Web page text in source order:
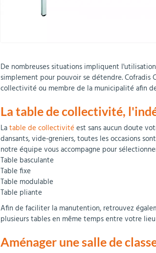
De nombreuses situations impliquent
simplement pour pouvoir se détendre. Cofradis
collectivité ou membre de la municipalité afin
La table de collectivité,
Latable de collectivité est sans aucun doute
dansants, vide-greniers, toutes les occasions
notre équipe vous accompagne pour
Table basculante
Table fixe
Table modulable
Table pliante
Afin de faciliter la manutention, retrouvez
plusieurs tables en même temps entre votre
Aménager une salle de